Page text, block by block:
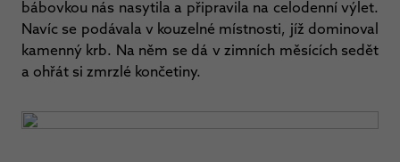
bábovkou nás nasytila a připravila na celodenní výlet.
Navíc se podávala v kouzelné místnosti, jíž dominoval
kamenný krb. Na něm se dá v zimních měsících sedět
a ohřát si zmrzlé končetiny.